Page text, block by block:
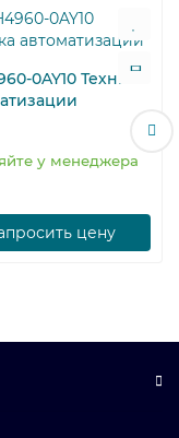
0AY10 Техника
у менеджера
цену